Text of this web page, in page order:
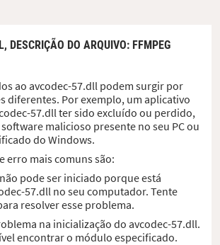
DESCRIÇÃO DO ARQUIVO: FFMPEG
ao avcodec-57.dll podem surgir por
diferentes. Por exemplo, um aplicativo
57.dll ter sido excluído ou perdido,
malicioso presente no seu PC ou
do Windows.
erro mais comuns são:
pode ser iniciado porque está
57.dll no seu computador. Tente
resolver esse problema.
na inicialização do avcodec-57.dll.
encontrar o módulo especificado.